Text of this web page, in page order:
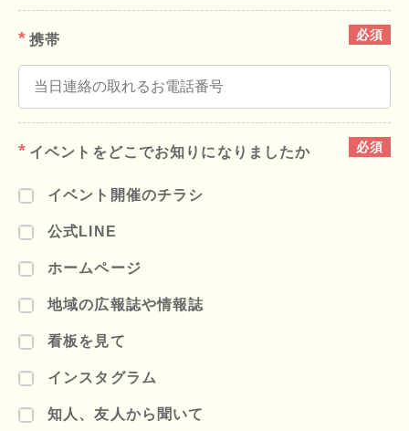
携帯
イベントを どこでお知りになりましたか
イベント開催のチラシ
公式LINE
ホームページ
地域の広報誌や情報誌
看板を見て
インスタグラム
知人、友人から聞いて